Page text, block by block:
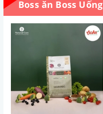
Boss ăn Boss Uống